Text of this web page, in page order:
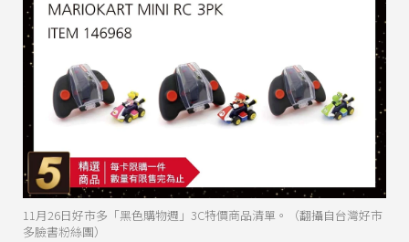
11月26日好市多「黑色購物週」3C特價商品清單。（翻攝自台灣好市
多臉書粉絲團）